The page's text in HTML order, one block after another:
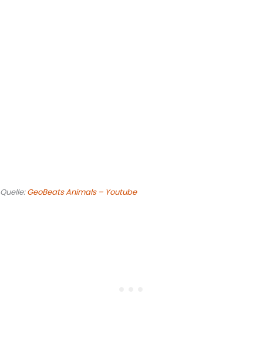
Quelle:GeoBeats Animals – Youtube